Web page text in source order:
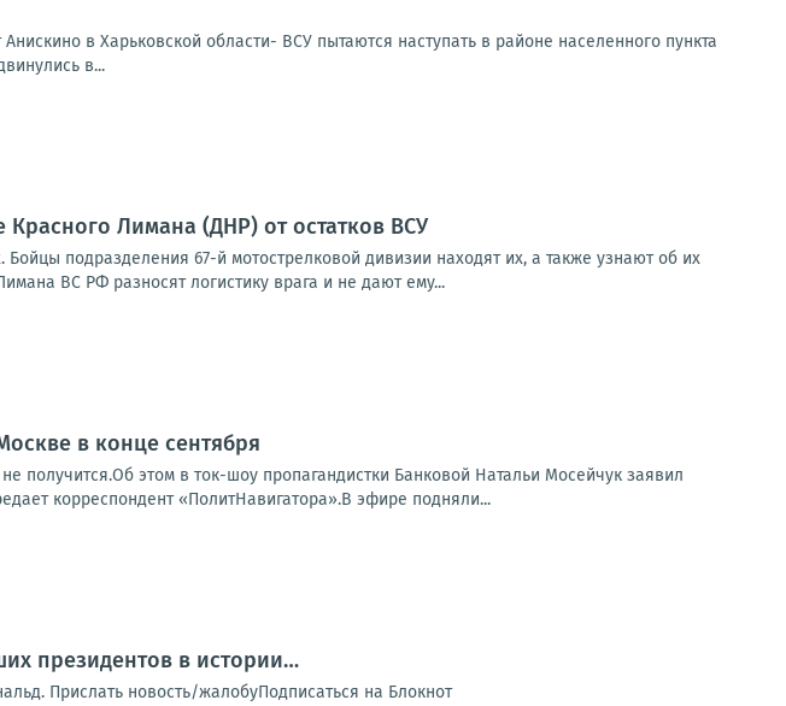
в Харьковской области- ВСУ пытаются наступать в районе населенного пункта
в...
Лимана (ДНР) от остатков ВСУ
подразделения 67-й мотострелковой дивизии находят их, а также узнают об их
ВС РФ разносят логистику врага и не дают ему...
в конце сентября
получится.Об этом в ток-шоу пропагандистки Банковой Натальи Мосейчук заявил
корреспондент «ПолитНавигатора».В эфире подняли...
президентов в истории…
Прислать новость/жалобуПодписаться на Блокнот